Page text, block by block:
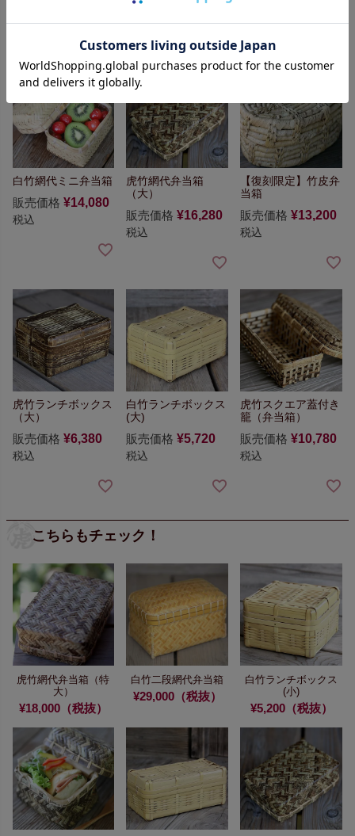
関連商品
白竹網代ミニ弁当箱
販売価格 ¥14,080
税込
虎竹網代弁当箱
（大）
販売価格 ¥16,280
税込
【復刻限定】竹皮弁
当箱
販売価格 ¥13,200
税込
虎竹ランチボックス
（大）
販売価格 ¥6,380
税込
白竹ランチボックス
(大)
販売価格 ¥5,720
税込
虎竹スクエア蓋付き
籠（弁当箱）
販売価格 ¥10,780
税込
こちらもチェック！
虎竹網代弁当箱（特
大）
¥18,000（税抜）
白竹二段網代弁当箱
¥29,000（税抜）
白竹ランチボックス
(小)
¥5,200（税抜）